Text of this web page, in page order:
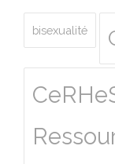
bisexualité